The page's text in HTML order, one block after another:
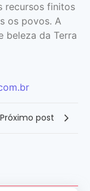
recursos finitos
os povos. A
beleza da Terra
Próximo post